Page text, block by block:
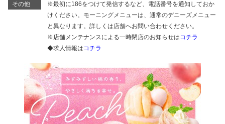
その他
※最初に186をつけて発信するなど、電話番号を通知しておか
けください。モーニングメニューは、通常のデニーズメニュー
と異なります。詳しくは店舗へお問い合わせください。
※店舗メンテナンスによる一時閉店のお知らせはコチラ
◆求人情報はコチラ